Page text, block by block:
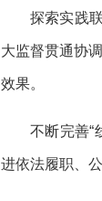
探索实践
大监督贯通协
效果。
不断完善“
进依法履职、公